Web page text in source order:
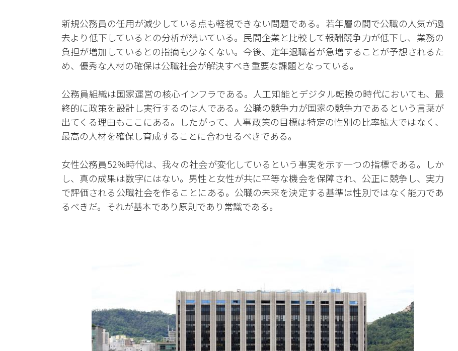
新規公務員の任用が減少している点も軽視できない問題である。若年層の間で公職の人気が過
去より低下しているとの分析が続いている。民間企業と比較して報酬競争力が低下し、業務の
負担が増加しているとの指摘も少なくない。今後、定年退職者が急増することが予想されるた
め、優秀な人材の確保は公職社会が解決すべき重要な課題となっている。
公務員組織は国家運営の核心インフラである。人工知能とデジタル転換の時代においても、最
終的に政策を設計し実行するのは人である。公職の競争力が国家の競争力であるという言葉が
出てくる理由もここにある。したがって、人事政策の目標は特定の性別の比率拡大ではなく、
最高の人材を確保し育成することに合わせるべきである。
女性公務員52%時代は、我々の社会が変化しているという事実を示す一つの指標である。しか
し、真の成果は数字にはない。男性と女性が共に平等な機会を保障され、公正に競争し、実力
で評価される公職社会を作ることにある。公職の未来を決定する基準は性別ではなく能力であ
るべきだ。それが基本であり原則であり常識である。